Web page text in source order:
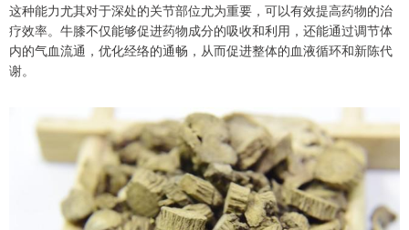
这种能力尤其对于深处的关节部位尤为重要，可以有效提高药物的治
疗效率。牛膝不仅能够促进药物成分的吸收和利用，还能通过调节体
内的气血流通，优化经络的通畅，从而促进整体的血液循环和新陈代
谢。